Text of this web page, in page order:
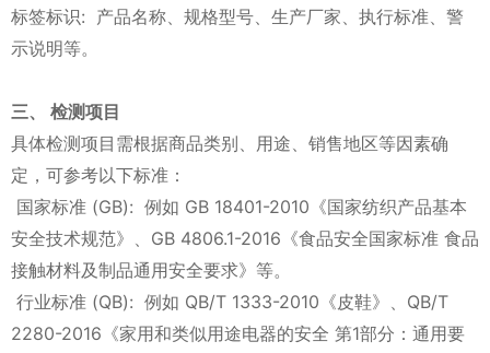
标签标识: 产品名称、规格型号、生产厂家、执行标准、警
示说明等。
三、 检测项目
具体检测项目需根据商品类别、用途、销售地区等因素确
定，可参考以下标准：
国家标准 (GB): 例如 GB 18401-2010《国家纺织产品基本
安全技术规范》、GB 4806.1-2016《食品安全国家标准 食品
接触材料及制品通用安全要求》等。
行业标准 (QB): 例如 QB/T 1333-2010《皮鞋》、QB/T
2280-2016《家用和类似用途电器的安全 第1部分：通用要